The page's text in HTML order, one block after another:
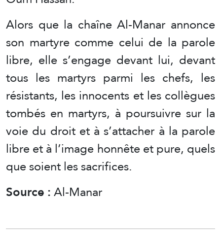
Alors que la chaîne Al-Manar annonce
son martyre comme celui de la parole
libre, elle s’engage devant lui, devant
tous les martyrs parmi les chefs, les
résistants, les innocents et les collègues
tombés en martyrs, à poursuivre sur la
voie du droit et à s’attacher à la parole
libre et à l’image honnête et pure, quels
que soient les sacrifices.
Source :Al-Manar